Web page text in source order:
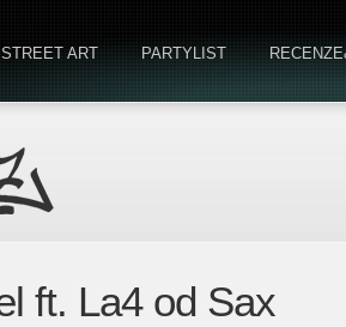
STREET ART PARTYLIST
ft. La4 od Sax